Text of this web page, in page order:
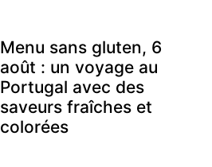
Menu sans gluten, 6
août : un voyage au
Portugal avec des
saveurs fraîches et
colorées